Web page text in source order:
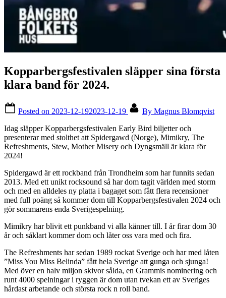
Kopparbergsfestivalen släpper sina första
klara band för 2024.
Posted on 2023-12-192023-12-19 By Magnus Blomqvist
Idag släpper Kopparbergsfestivalen Early Bird biljetter och
presenterar med stolthet att Spidergawd (Norge), Mimikry, The
Refreshments, Stew, Mother Misery och Dyngsmäll är klara för
2024!
Spidergawd är ett rockband från Trondheim som har funnits sedan
2013. Med ett unikt rocksound så har dom tagit världen med storm
och med en alldeles ny platta i bagaget som fått flera recensioner
med full poäng så kommer dom till Kopparbergsfestivalen 2024 och
gör sommarens enda Sverigespelning.
Mimikry har blivit ett punkband vi alla känner till. I år firar dom 30
år och såklart kommer dom och låter oss vara med och fira.
The Refreshments har sedan 1989 rockat Sverige och har med låten
”Miss You Miss Belinda” fått hela Sverige att gunga och sjunga!
Med över en halv miljon skivor sålda, en Grammis nominering och
runt 4000 spelningar i ryggen är dom utan tvekan ett av Sveriges
hårdast arbetande och största rock n roll band.